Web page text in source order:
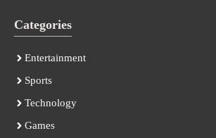
Categories
Entertainment
Sports
Technology
Games